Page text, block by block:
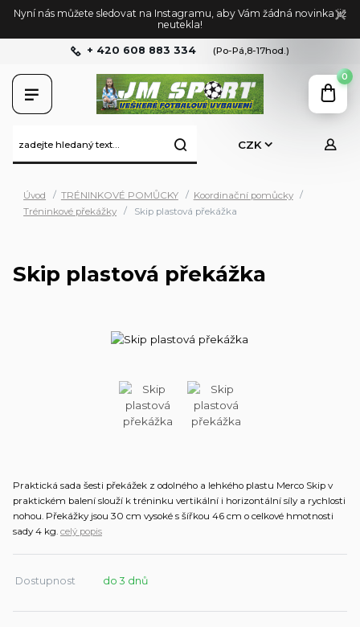
Nyní nás můžete sledovat na Instagramu, aby Vám žádná novinka již
neutekla!
CZK
+ 420 608 883 334 (Po-Pá,8-17hod.)
0
Úvod TRÉNINKOVÉ POMŮCKY
Koordinační pomůcky
Tréninkové překážky
Skip plastová překážka
Skip plastová překážka
Praktická sada šesti překážek z odolného a lehkého plastu Merco Skip v
praktickém balení slouží k tréninku vertikální i horizontální síly a rychlosti
nohou. Překážky jsou 30 cm vysoké s šířkou 46 cm o celkové hmotnosti
sady 4 kg. celý popis
Dostupnost do 3 dnů